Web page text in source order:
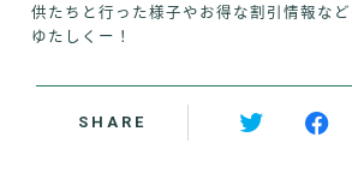
供たちと行った様子やお得な割引情報など
ゆたしくー！
SHARE